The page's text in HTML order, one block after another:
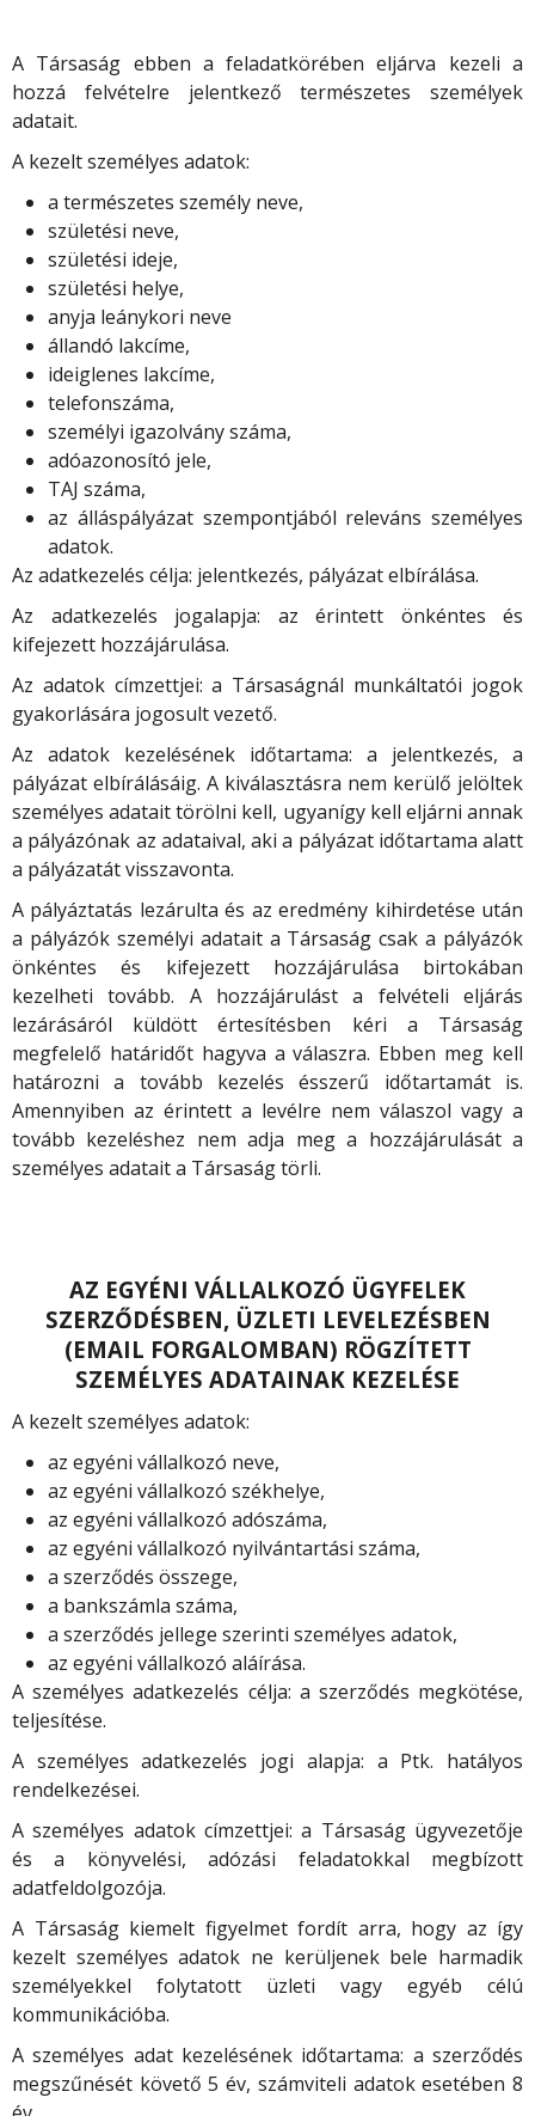
A Társaság ebben a feladatkörében eljárva kezeli a
hozzá felvételre jelentkező természetes személyek
adatait.
A kezelt személyes adatok:
a természetes személy neve,
születési neve,
születési ideje,
születési helye,
anyja leánykori neve
állandó lakcíme,
ideiglenes lakcíme,
telefonszáma,
személyi igazolvány száma,
adóazonosító jele,
TAJ száma,
az álláspályázat szempontjából releváns személyes
adatok.
Az adatkezelés célja: jelentkezés, pályázat elbírálása.
Az adatkezelés jogalapja: az érintett önkéntes és
kifejezett hozzájárulása.
Az adatok címzettjei: a Társaságnál munkáltatói jogok
gyakorlására jogosult vezető.
Az adatok kezelésének időtartama: a jelentkezés, a
pályázat elbírálásáig. A kiválasztásra nem kerülő jelöltek
személyes adatait törölni kell, ugyanígy kell eljárni annak
a pályázónak az adataival, aki a pályázat időtartama alatt
a pályázatát visszavonta.
A pályáztatás lezárulta és az eredmény kihirdetése után
a pályázók személyi adatait a Társaság csak a pályázók
önkéntes és kifejezett hozzájárulása birtokában
kezelheti tovább. A hozzájárulást a felvételi eljárás
lezárásáról küldött értesítésben kéri a Társaság
megfelelő határidőt hagyva a válaszra. Ebben meg kell
határozni a tovább kezelés ésszerű időtartamát is.
Amennyiben az érintett a levélre nem válaszol vagy a
tovább kezeléshez nem adja meg a hozzájárulását a
személyes adatait a Társaság törli.
AZ EGYÉNI VÁLLALKOZÓ ÜGYFELEK
SZERZŐDÉSBEN, ÜZLETI LEVELEZÉSBEN
(EMAIL FORGALOMBAN) RÖGZÍTETT
SZEMÉLYES ADATAINAK KEZELÉSE
A kezelt személyes adatok:
az egyéni vállalkozó neve,
az egyéni vállalkozó székhelye,
az egyéni vállalkozó adószáma,
az egyéni vállalkozó nyilvántartási száma,
a szerződés összege,
a bankszámla száma,
a szerződés jellege szerinti személyes adatok,
az egyéni vállalkozó aláírása.
A személyes adatkezelés célja: a szerződés megkötése,
teljesítése.
A személyes adatkezelés jogi alapja: a Ptk. hatályos
rendelkezései.
A személyes adatok címzettjei: a Társaság ügyvezetője
és a könyvelési, adózási feladatokkal megbízott
adatfeldolgozója.
A Társaság kiemelt figyelmet fordít arra, hogy az így
kezelt személyes adatok ne kerüljenek bele harmadik
személyekkel folytatott üzleti vagy egyéb célú
kommunikációba.
A személyes adat kezelésének időtartama: a szerződés
megszűnését követő 5 év, számviteli adatok esetében 8